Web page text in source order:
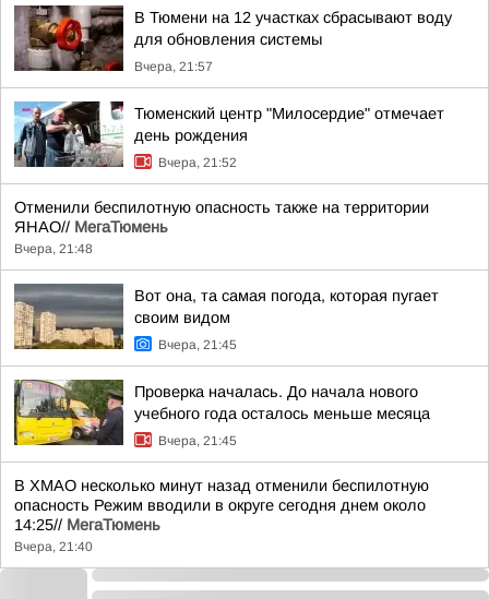
В Тюмени на 12 участках сбрасывают воду
для обновления системы
Вчера, 21:57
Тюменский центр "Милосердие" отмечает
день рождения
Вчера, 21:52
Отменили беспилотную опасность также на территории
ЯНАО// МегаТюмень
Вчера, 21:48
Вот она, та самая погода, которая пугает
своим видом
Вчера, 21:45
Проверка началась. До начала нового
учебного года осталось меньше месяца
Вчера, 21:45
В ХМАО несколько минут назад отменили беспилотную
опасность Режим вводили в округе сегодня днем около
14:25// МегаТюмень
Вчера, 21:40